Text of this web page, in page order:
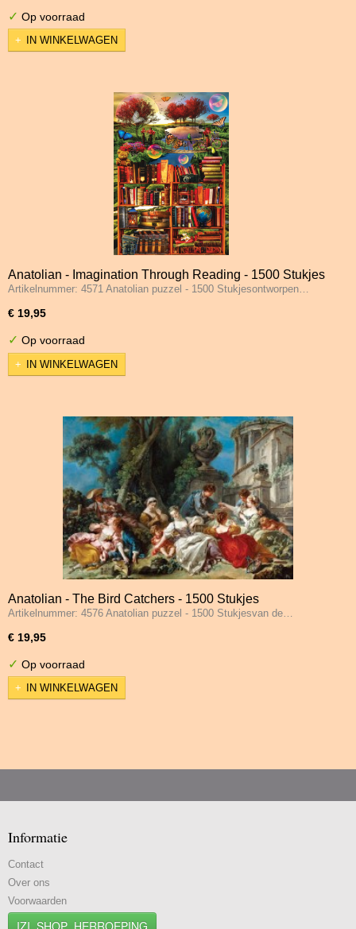
✓ Op voorraad
IN WINKELWAGEN
Anatolian - Imagination Through Reading - 1500 Stukjes
Artikelnummer: 4571 Anatolian puzzel - 1500 Stukjesontworpen…
€ 19,95
✓ Op voorraad
IN WINKELWAGEN
Anatolian - The Bird Catchers - 1500 Stukjes
Artikelnummer: 4576 Anatolian puzzel - 1500 Stukjesvan de…
€ 19,95
✓ Op voorraad
IN WINKELWAGEN
Informatie
Contact
Over ons
Voorwaarden